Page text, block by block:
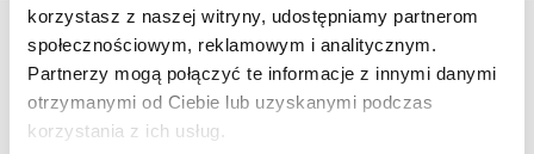
korzystasz z naszej witryny, udostępniamy partnerom
społecznościowym, reklamowym i analitycznym.
Partnerzy mogą połączyć te informacje z innymi danymi
otrzymanymi od Ciebie lub uzyskanymi podczas
korzystania z ich usług.
Zamówienia
Olsen